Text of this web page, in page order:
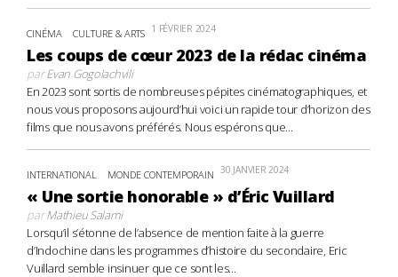
CINÉMA CULTURE & ARTS 1 FÉVRIER 2024
Les coups de cœur 2023 de la rédac cinéma
parEvan Gogolachvili
En 2023 sont sortis de nombreuses pépites cinématographiques, et
nous vous proposons aujourd’hui voici un rapide tour d’horizon des
films que nous avons préférés. Nous espérons que...
INTERNATIONAL MONDE CONTEMPORAIN 30 JANVIER 2024
« Une sortie honorable » d’Éric Vuillard
parMathieu Salami
Lorsqu’il s’étonne de l’absence de mention faite à la guerre
d’Indochine dans les programmes d’histoire du secondaire, Eric
Vuillard semble insinuer que ce sont les...